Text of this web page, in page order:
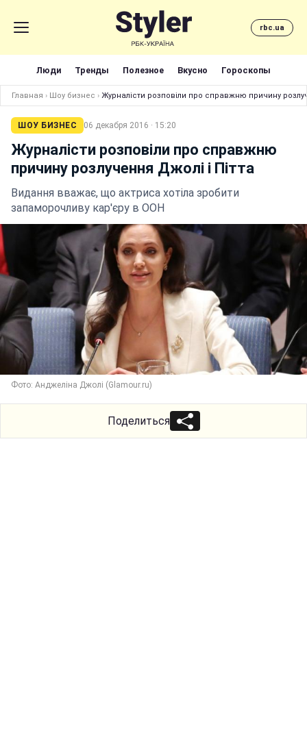
rbc.ua
Люди Тренды Полезное Вкусно Гороскопы
Главная › Шоу бизнес › Журналісти розповіли про справжню причину
ШОУ БИЗНЕС 06 декабря 2016 · 15:20
Журналісти розповіли про справжню
причину розлучення Джолі і Пітта
Видання вважає, що актриса хотіла зробити
запаморочливу кар'єру в ООН
Фото: Анджеліна Джолі (Glamour.ru)
Поделиться